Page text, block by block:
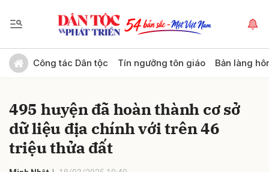
Công tác Dân tộc Tín ngưỡng tôn giáo Bản làng
495 huyện đã hoàn thành cơ sở
dữ liệu địa chính với trên 46
triệu thửa đất
Gửi bình luận